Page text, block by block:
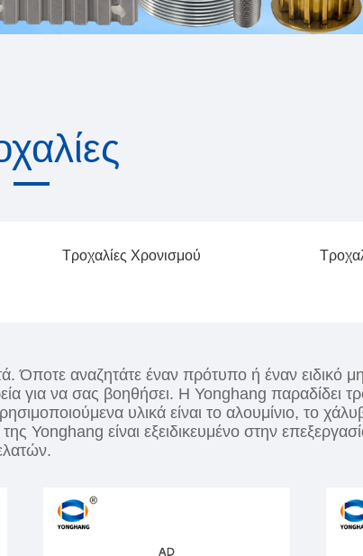
Τροχαλίες Χρονισμού
Όποτε αναζητάτε έναν πρότυπο ή έναν ειδικό
για να σας βοηθήσει. Η Yonghang παραδίδει
υλικά είναι το αλουμίνιο, το
Yonghang είναι εξειδικευμένο στην